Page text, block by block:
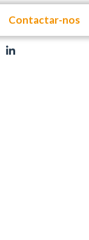
Documentação
Contactar-nos